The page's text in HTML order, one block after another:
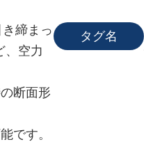
締まっ
、空力
断面形
です。
タグ名